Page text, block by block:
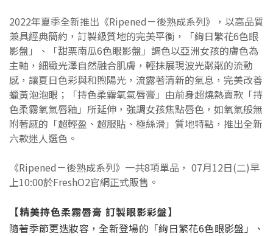
2022年夏季全新推出《Ripened－後熟成系列》，以高品質
兼具經典簡約，訂製級質地的完美平衡，「絢日繁花6色眼
影盤」、「甜栗南瓜6色眼影盤」調色以亞洲女孩的膚色為
主軸，細緻光澤自然融合肌膚，輕抹展現波光粼粼的流動
感，讓夏日色彩與和煦陽光，流露著清新的氣息，完美改善
蠟黃泡泡眼；「持色柔霧氧氣唇膏」由前身超燒熱賣款「持
色柔霧氧氣唇釉」所延伸，強調女孩焦點唇色，如氧氣般無
附著感的「超輕盈、超服貼、極絲滑」質地特點，推出全新
六款迷人選色。
《Ripened－後熟成系列》一共8項單品， 07月12日(二)早
上10:00於FreshO2官網正式販售。
【精美持色柔霧唇膏 訂製眼影彩盤】
隨著季節更迭妝容，全新登場的「絢日繁花6色眼影盤」、